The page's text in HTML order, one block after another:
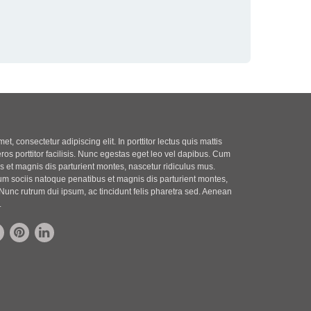
consectetur adipiscing elit. In porttitor lectus quis mattis
porttitor facilisis. Nunc egestas eget leo vel dapibus. Cum
et magnis dis parturient montes, nascetur ridiculus mus.
sociis natoque penatibus et magnis dis parturient montes,
rutrum dui ipsum, ac tincidunt felis pharetra sed. Aenean